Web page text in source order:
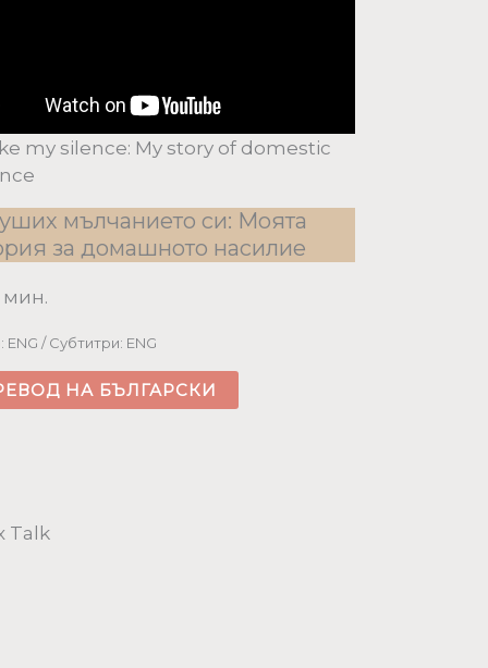
my silence: My story of domestic
мълчанието си: Моята
за домашното насилие
мин.
ENG / Субтитри: ENG
НА БЪЛГАРСКИ
Talk